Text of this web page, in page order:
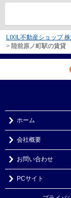
LIXIL不動産ショップ
> 陸前原ノ町駅の賃貸
ホーム
会社概要
お問い合わせ
PCサイト